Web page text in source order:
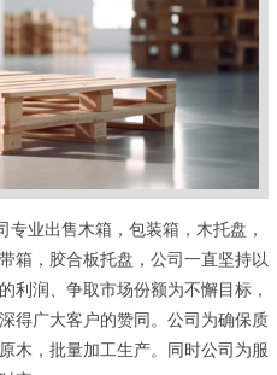
业出售木箱，包装箱，木托盘，
箱，胶合板托盘，公司一直坚持以
利润、争取市场份额为不懈目标，
得广大客户的赞同。公司为确保质
木，批量加工生产。同时公司为服